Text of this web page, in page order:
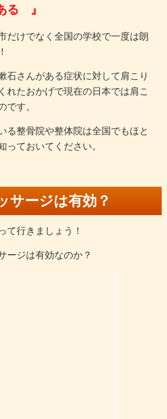
る 』
だけでなく全国の学校で一度は朗
石さんがある症状に対して肩こり
れたおかげで現在の日本では肩こ
です。
る整骨院や整体院は全国でもほと
っておいてください。
サージは有効？
て行きましょう！
ージは有効なのか？